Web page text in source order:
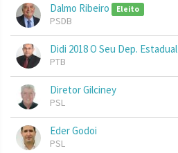
Dalmo Ribeiro Eleito
PSDB
Didi 2018 O Seu Dep. Estadual
PTB
Diretor Gilciney
PSL
Eder Godoi
PSL